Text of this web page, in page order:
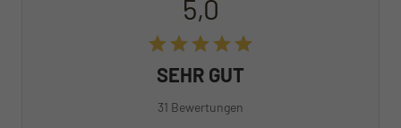
5,0
SEHR GUT
31 Bewertungen